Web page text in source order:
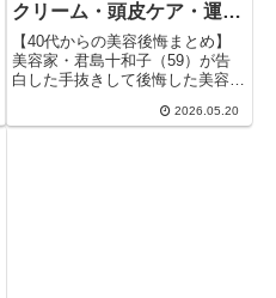
クリーム・頭皮ケア・運動
の効果をガル民が語る
【40代からの美容後悔まとめ】
美容家・君島十和子（59）が告
白した手抜きして後悔した美容習
リーム・頭皮マッサージ・運動の
2026.05.20